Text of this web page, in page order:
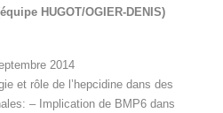
HUGOT/OGIER-DENIS)
2014
et rôle de l’hepcidine dans des
– Implication de BMP6 dans